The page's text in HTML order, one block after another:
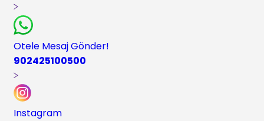
Otele Mesaj Gönder!
902425100500
Instagram